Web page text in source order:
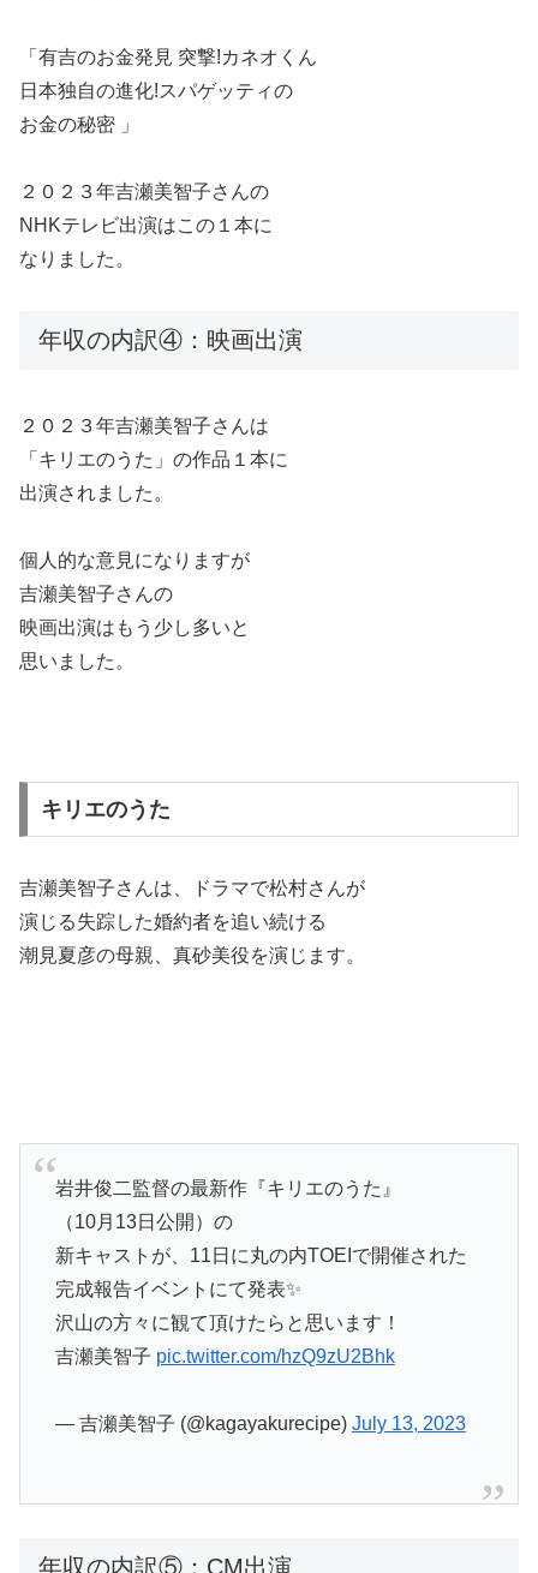
「有吉のお金発見 突撃!カネオくん
日本独自の進化!スパゲッティの
お金の秘密 」
２０２３年吉瀬美智子さんの
NHKテレビ出演はこの１本に
なりました。
年収の内訳④：映画出演
２０２３年吉瀬美智子さんは
「キリエのうた」の作品１本に
出演されました。
個人的な意見になりますが
吉瀬美智子さんの
映画出演はもう少し多いと
思いました。
キリエのうた
吉瀬美智子さんは、ドラマで松村さんが
演じる失踪した婚約者を追い続ける
潮見夏彦の母親、真砂美役を演じます。
岩井俊二監督の最新作『キリエのうた』
（10月13日公開）の
新キャストが、11日に丸の内TOEIで開催された
完成報告イベントにて発表✨
沢山の方々に観て頂けたらと思います！
吉瀬美智子 pic.twitter.com/hzQ9zU2Bhk
— 吉瀬美智子 (@kagayakurecipe) July 13, 2023
年収の内訳⑤：CM出演